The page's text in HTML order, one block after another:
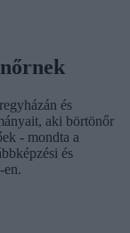
és
aki börtönőr
- mondta a
és
en.